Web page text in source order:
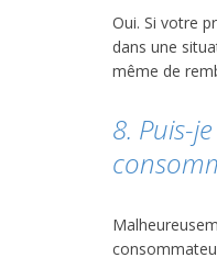
Oui. Si votre
dans une
même de
8. Puis-